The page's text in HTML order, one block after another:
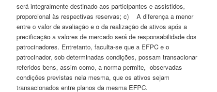
será integralmente destinado aos participantes e assistidos,
proporcional às respectivas reservas; c) A diferença a menor
entre o valor de avaliação e o da realização de ativos após a
precificação a valores de mercado será de responsabilidade dos
patrocinadores. Entretanto, faculta-se que a EFPC e o
patrocinador, sob determinadas condições, possam transacionar
referidos bens, assim como, a norma permite, observadas
condições previstas nela mesma, que os ativos sejam
transacionados entre planos da mesma EFPC.